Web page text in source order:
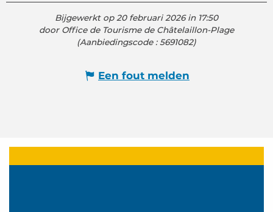
Bijgewerkt op 20 februari 2026 in 17:50
door Office de Tourisme de Châtelaillon-Plage
(Aanbiedingscode :5691082)
Een fout melden